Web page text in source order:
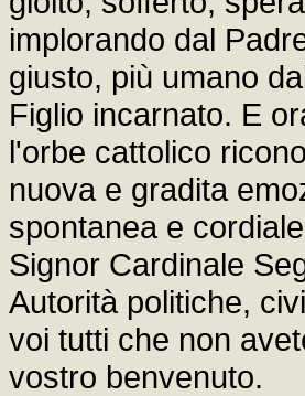
implorando dal
giusto, più umano
Figlio incarnato. E
l'orbe cattolico
nuova e gradita
spontanea e
Signor Cardinale
Autorità politiche,
voi tutti che non
vostro benvenuto.